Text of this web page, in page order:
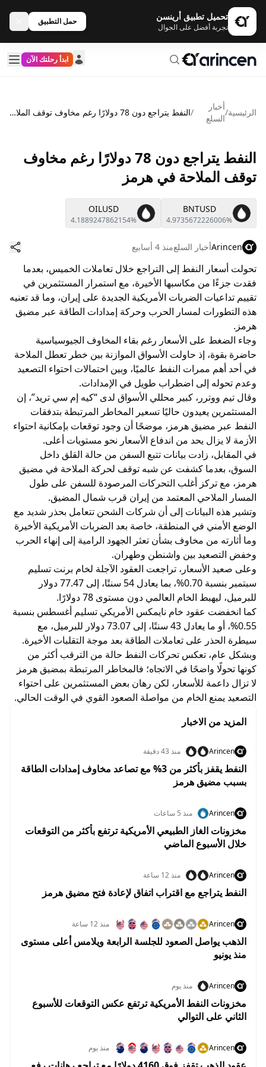
تحميل تطبيق أرينسن
تجربة أفضل على الجوال
حمل التطبيق
ابدأ رحلتك الآن
الرئيسية/
أخبار
السلع
/ النفط يتراجع دون 78 دولارًا رغم مخاوف توقف الملاحة في هرمز
النفط يتراجع دون 78 دولارًا رغم مخاوف
توقف الملاحة في هرمز
BNTUSD
4.9735672226006%
OILUSD
4.1889247862154%
Arincenأخبار السلعمنذ 4 أسابيع
تحولت أسعار النفط إلى التراجع خلال تعاملات الخميس، بعدما
فقدت جزءًا من مكاسبها الأخيرة، مع استمرار المستثمرين في
تقييم تداعيات الضربات الأمريكية الجديدة على إيران، وما قد تعنيه
هذه التطورات لمسار الحرب وحركة إمدادات الطاقة عبر مضيق
هرمز.
وجاء الضغط على الأسعار رغم بقاء المخاوف الجيوسياسية
حاضرة بقوة، إذ حاولت الأسواق الموازنة بين خطر تعطل الملاحة
في أحد أهم ممرات النفط عالميًا، وبين احتمالات احتواء التصعيد
وعدم تحوله إلى اضطراب طويل في الإمدادات.
وقال تيم ووترر، كبير محللي الأسواق لدى “كيه إم سي تريد”، إن
المستثمرين يعيدون حاليًا تسعير المخاطر المرتبطة بتدفقات
النفط عبر مضيق هرمز، موضحًا أن وجود توقعات بإمكانية احتواء
الأزمة لا يزال يحد من اندفاع الأسعار نحو مستويات أعلى.
في المقابل، زادت بيانات تتبع السفن من حالة القلق داخل
السوق، بعدما كشفت عن شبه توقف لحركة الملاحة في مضيق
هرمز، مع تركز أغلب التحركات المرصودة للسفن على طول
المسار الملاحي المعتمد من إيران قرب شمال المضيق.
وتشير هذه البيانات إلى أن شركات الشحن تتعامل بحذر شديد مع
الوضع الأمني في المنطقة، خاصة بعد الضربات الأمريكية الأخيرة
وما أثارته من مخاوف بشأن تعثر الجهود الرامية إلى إنهاء الحرب
وخفض التصعيد بين واشنطن وطهران.
وعلى صعيد الأسعار، تراجعت العقود الآجلة لخام برنت تسليم
سبتمبر بنسبة 0.70%، بما يعادل 54 سنتًا، إلى 77.47 دولار
للبرميل، ليهبط الخام العالمي دون مستوى 78 دولارًا.
كما انخفضت عقود خام نايمكس الأمريكي تسليم أغسطس بنسبة
0.55%، أو ما يعادل 43 سنتًا، إلى 73.07 دولار للبرميل، مع
سيطرة الحذر على تعاملات الطاقة بعد موجة التقلبات الأخيرة.
وبشكل عام، تعكس تحركات النفط حالة من الترقب أكثر من
كونها تحولًا واضحًا في الاتجاه؛ فالمخاطر المرتبطة بمضيق هرمز
لا تزال داعمة للأسعار، لكن رهان بعض المستثمرين على احتواء
التصعيد يمنع الخام من مواصلة الصعود القوي في الوقت الحالي.
المزيد من الاخبار
Arincen منذ 43 دقيقة
النفط يقفز بأكثر من 3% مع تصاعد مخاوف إمدادات الطاقة
بسبب مضيق هرمز
Arincen منذ 5 ساعات
مخزونات الغاز الطبيعي الأمريكية ترتفع بأكثر من التوقعات
خلال الأسبوع الماضي
Arincen منذ 12 ساعة
النفط يتراجع مع اقتراب اتفاق لإعادة فتح مضيق هرمز
Arincen منذ 12 ساعة
الذهب يواصل الصعود للجلسة الرابعة ويلامس أعلى مستوى
منذ يونيو
Arincen منذ يوم
مخزونات النفط الأمريكية ترتفع عكس التوقعات للأسبوع
الثاني على التوالي
Arincen منذ يوم